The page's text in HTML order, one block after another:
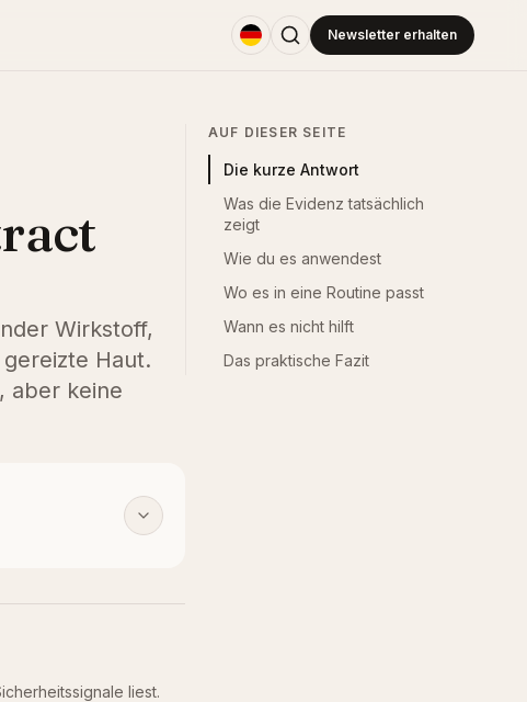
Newsletter erhalten
AUF DIESER SEITE
Die kurze Antwort
Was die Evidenz tatsächlich
zeigt
Wie du es anwendest
Wo es in eine Routine passt
Wann es nicht hilft
Das praktische Fazit
Wirkstoff,
Haut.
aber keine
liest.